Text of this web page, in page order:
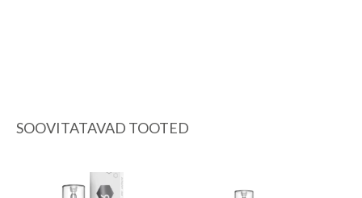
SOOVITATAVAD TOOTED